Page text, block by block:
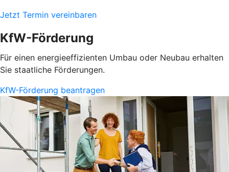
Jetzt Termin vereinbaren
KfW-Förderung
Für einen energieeffizienten Umbau oder Neubau erhalten
Sie staatliche Förderungen.
KfW-Förderung beantragen